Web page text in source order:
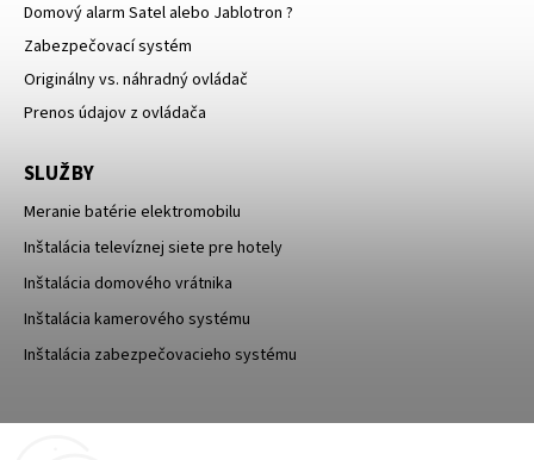
Domový alarm Satel alebo Jablotron ?
Zabezpečovací systém
Originálny vs. náhradný ovládač
Prenos údajov z ovládača
SLUŽBY
Meranie batérie elektromobilu
Inštalácia televíznej siete pre hotely
Inštalácia domového vrátnika
Inštalácia kamerového systému
Inštalácia zabezpečovacieho systému